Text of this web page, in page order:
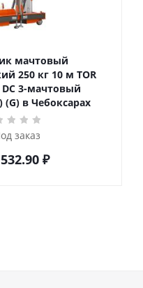
мачтовый
10 м TOR
DC 3-мачтовый
в Чебоксарах
заказ
₽